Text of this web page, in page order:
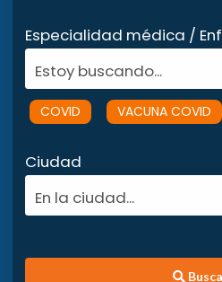
Especialidad médica /
Estoy buscando...
COVID VACUNA COVID
Ciudad
En la ciudad...